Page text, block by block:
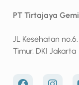
PT Tirtajaya
JL Kesehatan
Timur, DKI Jakarta